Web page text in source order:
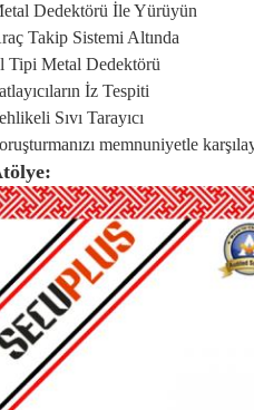
Dedektörü İle Yürüyün
Takip Sistemi Altında
Tipi Metal Dedektörü
İz Tespiti
Sıvı Tarayıcı
memnuniyetle